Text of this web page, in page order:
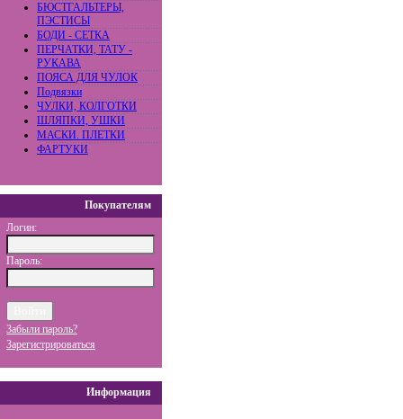
БЮСТГАЛЬТЕРЫ,
ПЭСТИСЫ
БОДИ - СЕТКА
ПЕРЧАТКИ, ТАТУ -
РУКАВА
ПОЯСА ДЛЯ ЧУЛОК
Подвязки
ЧУЛКИ, КОЛГОТКИ
ШЛЯПКИ, УШКИ
МАСКИ. ПЛЕТКИ
ФАРТУКИ
Покупателям
Логин:
Пароль:
Забыли пароль?
Зарегистрироваться
Информация